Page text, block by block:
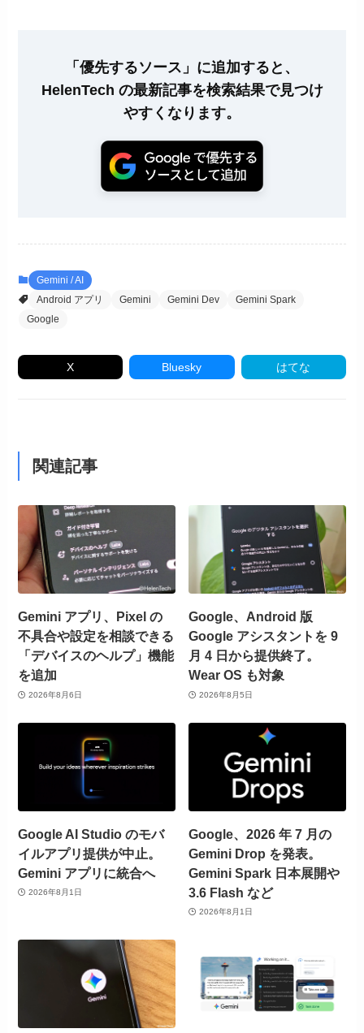
「優先するソース」に追加すると、
HelenTech の最新記事を検索結果で見つけ
やすくなります。
Gemini / AI
Android アプリ
Gemini Gemini Dev
Gemini Spark
Google
X Bluesky はてな
関連記事
Gemini アプリ、Pixel の
不具合や設定を相談できる
「デバイスのヘルプ」機能
を追加
2026年8月6日
Google、Android 版
Google アシスタントを 9
月 4 日から提供終了。
Wear OS も対象
2026年8月5日
Google AI Studio のモバ
イルアプリ提供が中止。
Gemini アプリに統合へ
2026年8月1日
Google、2026 年 7 月の
Gemini Drop を発表。
Gemini Spark 日本展開や
3.6 Flash など
2026年8月1日